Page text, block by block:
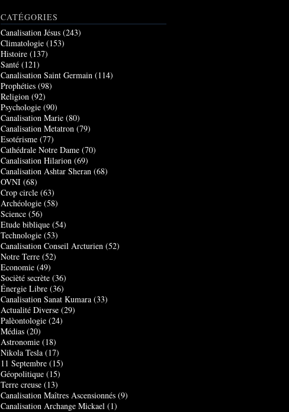
CATÉGORIES
Canalisation Jésus (243)
Climatologie (153)
Histoire (137)
Santé (121)
Canalisation Saint Germain (114)
Prophéties (98)
Religion (92)
Psychologie (90)
Canalisation Marie (80)
Canalisation Metatron (79)
Esotérisme (77)
Cathédrale Notre Dame (70)
Canalisation Hilarion (69)
Canalisation Ashtar Sheran (68)
OVNI (68)
Crop circle (63)
Archéologie (58)
Science (56)
Etude biblique (54)
Technologie (53)
Canalisation Conseil Arcturien (52)
Notre Terre (52)
Economie (49)
Socièté secrète (36)
Énergie Libre (36)
Canalisation Sanat Kumara (33)
Actualité Diverse (29)
Palèontologie (24)
Médias (20)
Astronomie (18)
Nikola Tesla (17)
11 Septembre (15)
Géopolitique (15)
Terre creuse (13)
Canalisation Maîtres Ascensionnés (9)
Canalisation Archange Mickael (1)